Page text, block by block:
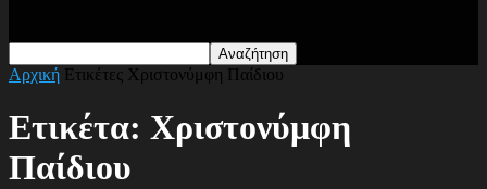
Αρχική Ετικέτες Χριστονύμφη Παίδιου
Ετικέτα: Χριστονύμφη
Παίδιου